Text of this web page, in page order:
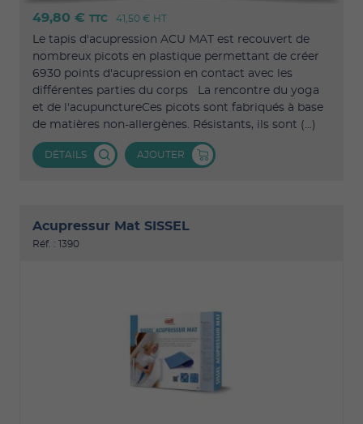
49,80 € TTC 41,50 € HT
Le tapis d'acupression ACU MAT est recouvert de
nombreux picots en plastique permettant de créer
6930 points d'acupression en contact avec les
différentes parties du corps La rencontre du yoga
et de l'acupunctureCes picots sont fabriqués à base
de matières non-allergènes. Résistants, ils sont (...)
DÉTAILS AJOUTER
Acupressur Mat SISSEL
Réf. : 1390